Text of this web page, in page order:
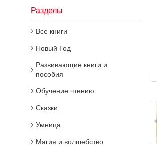
Разделы
Все книги
Новый Год
Развивающие книги и
пособия
Обучение чтению
Сказки
Умница
Магия и волшебство